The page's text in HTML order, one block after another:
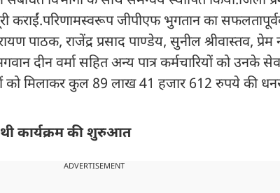
जीपीएफ भुगतान का
पाठक, राजेंद्र प्रसाद पाण्डेय, सुनील श्रीवास्तव, प्रेम
दीन वर्मा सहित अन्य पात्र कर्मचारियों को उनके
को मिलाकर कुल 89 लाख 41 हजार 612 रुपये की
थी कार्यक्रम की शुरुआत
ADVERTISEMENT